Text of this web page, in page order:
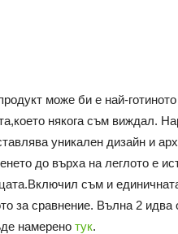
може би е най-
някога съм виждал.
уникален дизайн и
до върха на леглото е
съм и
за сравнение. Вълна 2
намерено тук.